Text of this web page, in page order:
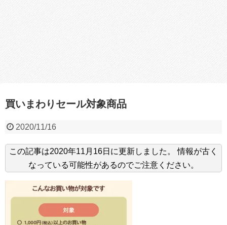
買いまわりセール対象商品
2020/11/16
この記事は2020年11月16日 に更新しました。
情報が古く
なっている可能性があるのでご注意ください。